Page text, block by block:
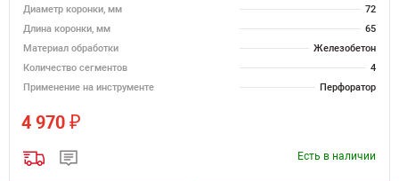
Диаметр коронки, мм
72
Длина коронки, мм
65
Материал обработки
Железобетон
Количество сегментов
4
Применение на инструменте
Перфоратор
4 970 ₽
Есть в наличии